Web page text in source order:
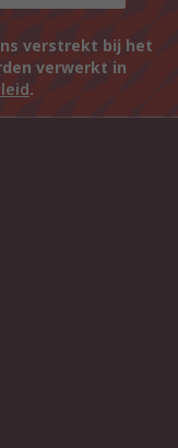
verstrekt bij het
verwerkt in
.